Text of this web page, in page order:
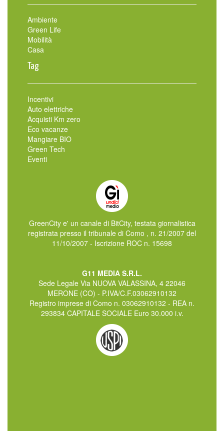
Ambiente
Green Life
Mobilità
Casa
Tag
Incentivi
Auto elettriche
Acquisti Km zero
Eco vacanze
Mangiare BIO
Green Tech
Eventi
GreenCity e' un canale di BitCity, testata giornalistica
registrata presso il tribunale di Como , n. 21/2007 del
11/10/2007 - Iscrizione ROC n. 15698
G11 MEDIA S.R.L.
Sede Legale Via NUOVA VALASSINA, 4 22046
MERONE (CO) - P.IVA/C.F.03062910132
Registro imprese di Como n. 03062910132 - REA n.
293834 CAPITALE SOCIALE Euro 30.000 i.v.